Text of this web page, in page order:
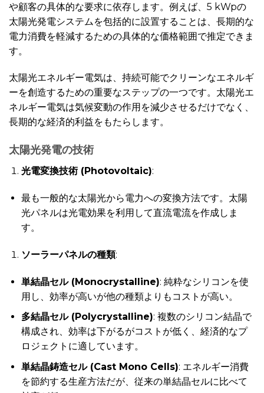
や顧客の具体的な要求に依存します。例えば、5 kWpの
太陽光発電システムを包括的に設置することは、長期的な
電力消費を軽減するための具体的な価格範囲で推定できま
す。
太陽光エネルギー電気は、持続可能でクリーンなエネルギ
ーを創造するための重要なステップの一つです。太陽光エ
ネルギー電気は気候変動の作用を減少させるだけでなく、
長期的な経済的利益をもたらします。
太陽光発電の技術
光電変換技術 (Photovoltaic):
最も一般的な太陽光から電力への変換方法です。太陽
光パネルは光電効果を利用して直流電流を作成しま
す。
ソーラーパネルの種類:
単結晶セル (Monocrystalline): 純粋なシリコンを使
用し、効率が高いが他の種類よりもコストが高い。
多結晶セル (Polycrystalline): 複数のシリコン結晶で
構成され、効率は下がるがコストが低く、経済的なプ
ロジェクトに適しています。
単結晶鋳造セル (Cast Mono Cells): エネルギー消費
を節約する生産方法だが、従来の単結晶セルに比べて